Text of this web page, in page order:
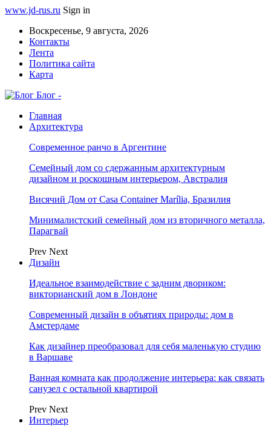
www.jd-rus.ru Sign in
Воскресенье, 9 августа, 2026
Контакты
Лента
Политика сайта
Карта
Блог -
Главная
Архитектура
Современное ранчо в Аргентине
Семейный дом со сдержанным архитектурным
дизайном и роскошным интерьером, Австралия
Висячий Дом от Casa Container Marília, Бразилия
Минималистский семейный дом из вторичного металла,
Парагвай
Prev Next
Дизайн
Идеальное взаимодействие с задним двориком:
викторианский дом в Лондоне
Современный дизайн в объятиях природы: дом в
Амстердаме
Как дизайнер преобразовал для себя маленькую студию
в Варшаве
Ванная комната как продолжение интерьера: как связать
санузел с остальной квартирой
Prev Next
Интерьер